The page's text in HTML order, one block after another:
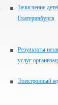
Зачисление
Екатеринбурга
Результаты
услуг
Электронный